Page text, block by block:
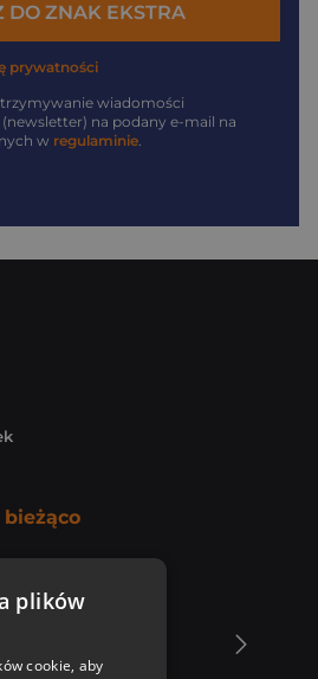
DO ZNAK EKSTRA
prywatności
wiadomości
na podany e-mail na
w regulaminie.
plików
cookie, aby